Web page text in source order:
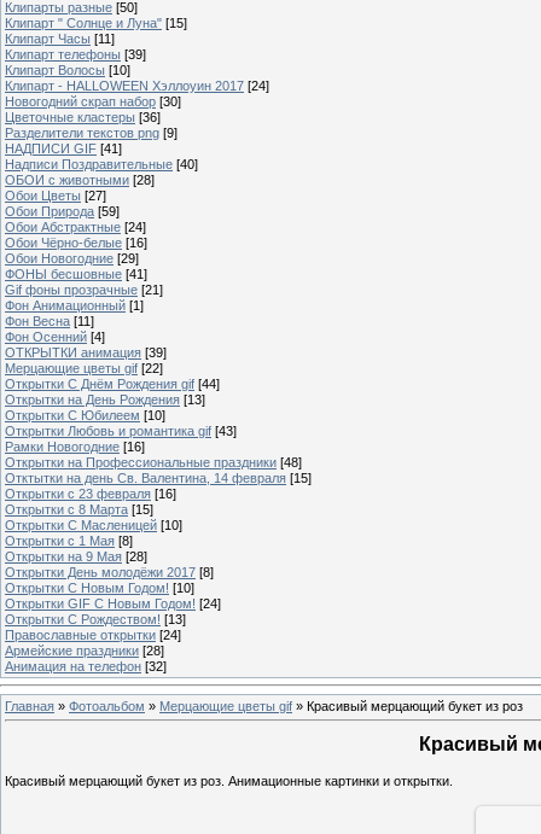
Клипарты разные [50]
Клипарт " Солнце и Луна" [15]
Клипарт Часы [11]
Клипарт телефоны [39]
Клипарт Волосы [10]
Клипарт - HALLOWEEN Хэллоуин 2017 [24]
Новогодний скрап набор [30]
Цветочные кластеры [36]
Разделители текстов png [9]
НАДПИСИ GIF [41]
Надписи Поздравительные [40]
ОБОИ с животными [28]
Обои Цветы [27]
Обои Природа [59]
Обои Абстрактные [24]
Обои Чёрно-белые [16]
Обои Новогодние [29]
ФОНЫ бесшовные [41]
Gif фоны прозрачные [21]
Фон Анимационный [1]
Фон Весна [11]
Фон Осенний [4]
ОТКРЫТКИ анимация [39]
Мерцающие цветы gif [22]
Открытки С Днём Рождения gif [44]
Открытки на День Рождения [13]
Открытки С Юбилеем [10]
Открытки Любовь и романтика gif [43]
Рамки Новогодние [16]
Открытки на Профессиональные праздники [48]
Отктытки на день Св. Валентина, 14 февраля [15]
Открытки с 23 февраля [16]
Открытки с 8 Марта [15]
Открытки С Масленицей [10]
Открытки с 1 Мая [8]
Открытки на 9 Мая [28]
Открытки День молодёжи 2017 [8]
Открытки С Новым Годом! [10]
Открытки GIF С Новым Годом! [24]
Открытки С Рождеством! [13]
Православные открытки [24]
Армейские праздники [28]
Анимация на телефон [32]
Главная » Фотоальбом » Мерцающие цветы gif » Красивый мерцающий букет из роз
Красивый
Красивый мерцающий букет из роз. Анимационные картинки и открытки.